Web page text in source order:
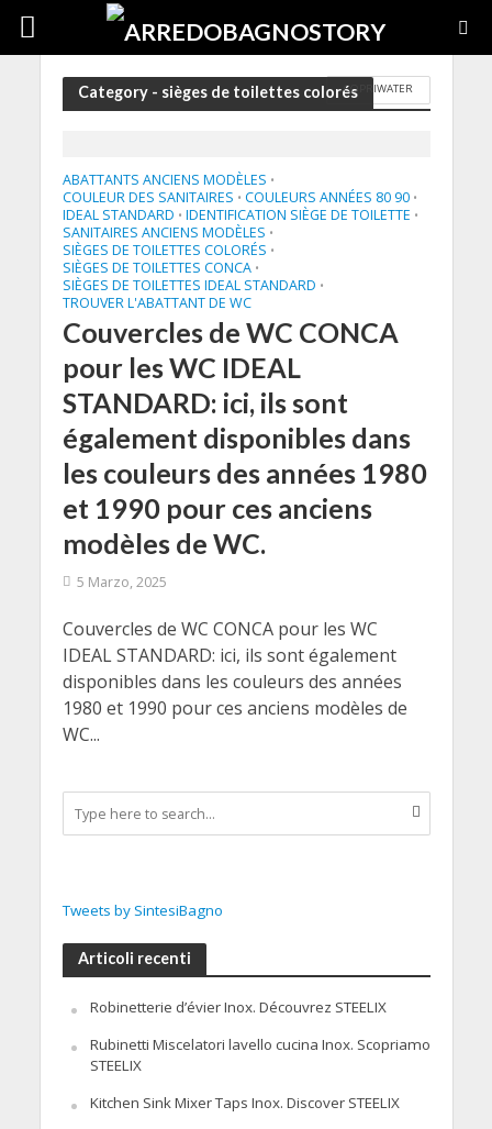
Category - sièges de toilettes colorésCOPRIWATER
ABATTANTS ANCIENS MODÈLES •
COULEUR DES SANITAIRES • COULEURS ANNÉES 80 90 •
IDEAL STANDARD • IDENTIFICATION SIÈGE DE TOILETTE •
SANITAIRES ANCIENS MODÈLES •
SIÈGES DE TOILETTES COLORÉS •
SIÈGES DE TOILETTES CONCA •
SIÈGES DE TOILETTES IDEAL STANDARD •
TROUVER L'ABATTANT DE WC
Couvercles de WC CONCA
pour les WC IDEAL
STANDARD: ici, ils sont
également disponibles dans
les couleurs des années 1980
et 1990 pour ces anciens
modèles de WC.
5 Marzo, 2025
Couvercles de WC CONCA pour les WC
IDEAL STANDARD: ici, ils sont également
disponibles dans les couleurs des années
1980 et 1990 pour ces anciens modèles de
WC...
Tweets by SintesiBagno
Articoli recenti
Robinetterie d’évier Inox. Découvrez STEELIX
Rubinetti Miscelatori lavello cucina Inox. Scopriamo
STEELIX
Kitchen Sink Mixer Taps Inox. Discover STEELIX